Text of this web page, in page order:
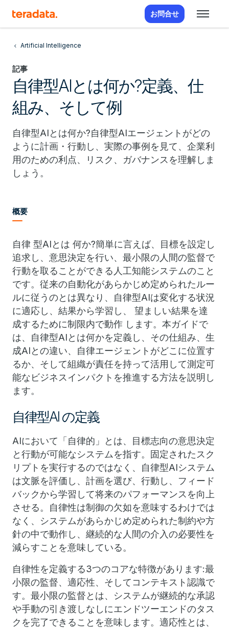
お問合せ
Artificial Intelligence
記事
自律型AIとは何か?定義、仕
組み、そして例
自律型AIとは何か?自律型AIエージェントがどの
ように計画・行動し、実際の事例を見て、企業利
用のための利点、リスク、ガバナンスを理解しま
しょう。
概要
自律 型AIとは 何か?簡単に言えば、目標を設定し
追求し、意思決定を行い、最小限の人間の監督で
行動を取ることができる人工知能システムのこと
です。従来の自動化があらかじめ定められたルー
ルに従うのとは異なり、自律型AIは変化する状況
に適応し、結果から学習し、 望ましい結果を達
成するために制限内で動作 します。本ガイドで
は、自律型AIとは何かを定義し、その仕組み、生
成AIとの違い、自律エージェントがどこに位置す
るか、そして組織が責任を持って活用して測定可
能なビジネスインパクトを推進する方法を説明し
ます。
自律型AI の定義
AIにおいて「自律的」とは、目標志向の意思決定
と行動が可能なシステムを指す。固定されたスク
リプトを実行するのではなく、自律型AIシステム
は文脈を評価し、計画を選び、行動し、フィード
バックから学習して将来のパフォーマンスを向上
させる。自律性は制御の欠如を意味するわけでは
なく、システムがあらかじめ定められた制約や方
針の中で動作し、継続的な人間の介入の必要性を
減らすことを意味している。
自律性を定義する3つのコアな特徴があります:最
小限の監督、適応性、そしてコンテキスト認識で
す。最小限の監督とは、システムが継続的な承認
や手動の引き渡しなしにエンドツーエンドのタス
クを完了できることを意味します。適応性とは、